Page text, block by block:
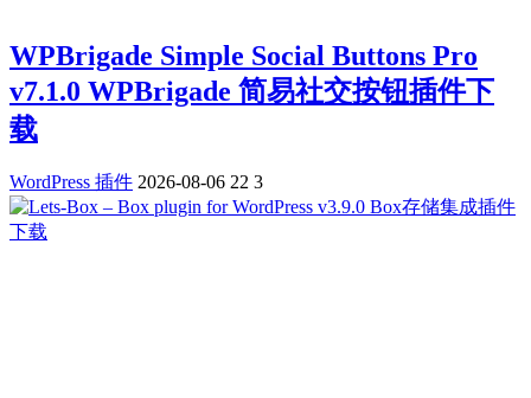
WPBrigade Simple Social Buttons Pro
v7.1.0 WPBrigade 简易社交按钮插件下
载
WordPress 插件 2026-08-06 22 3